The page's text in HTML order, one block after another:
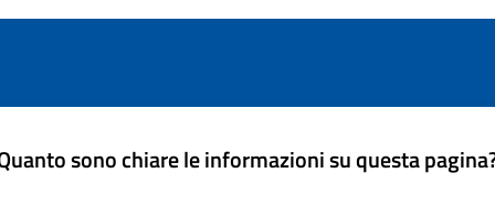
sono chiare le informazioni su questa